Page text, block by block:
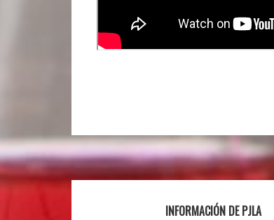
INFORMACIÓN DE PJLA